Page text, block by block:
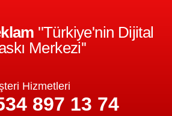
''Türkiye'nin Dijital
Merkezi''
Hizmetleri
897 13 74